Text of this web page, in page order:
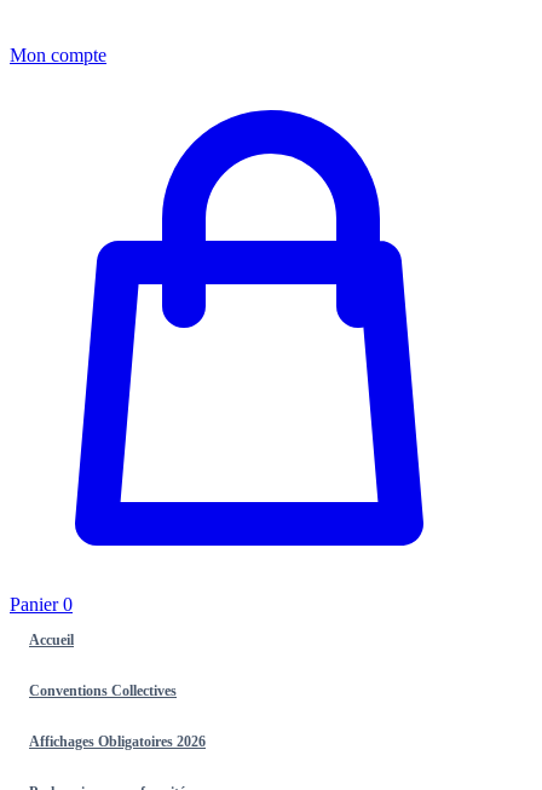
Mon compte
Panier0
Accueil
Conventions Collectives
Affichages Obligatoires 2026